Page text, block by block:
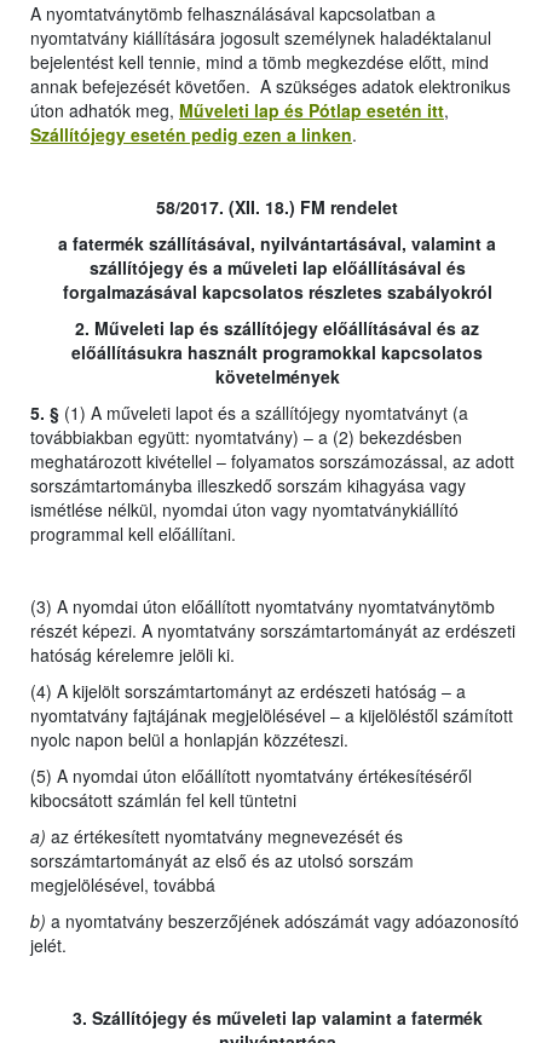
A nyomtatványtömb felhasználásával kapcsolatban a
nyomtatvány kiállítására jogosult személynek haladéktalanul
bejelentést kell tennie, mind a tömb megkezdése előtt, mind
annak befejezését követően. A szükséges adatok elektronikus
úton adhatók meg, Műveleti lap és Pótlap esetén itt,
Szállítójegy esetén pedig ezen a linken.
58/2017. (XII. 18.) FM rendelet
a fatermék szállításával, nyilvántartásával, valamint a
szállítójegy és a műveleti lap előállításával és
forgalmazásával kapcsolatos részletes szabályokról
2. Műveleti lap és szállítójegy előállításával és az
előállításukra használt programokkal kapcsolatos
követelmények
5. § (1) A műveleti lapot és a szállítójegy nyomtatványt (a
továbbiakban együtt: nyomtatvány) – a (2) bekezdésben
meghatározott kivétellel – folyamatos sorszámozással, az adott
sorszámtartományba illeszkedő sorszám kihagyása vagy
ismétlése nélkül, nyomdai úton vagy nyomtatványkiállító
programmal kell előállítani.
(3) A nyomdai úton előállított nyomtatvány nyomtatványtömb
részét képezi. A nyomtatvány sorszámtartományát az erdészeti
hatóság kérelemre jelöli ki.
(4) A kijelölt sorszámtartományt az erdészeti hatóság – a
nyomtatvány fajtájának megjelölésével – a kijelöléstől számított
nyolc napon belül a honlapján közzéteszi.
(5) A nyomdai úton előállított nyomtatvány értékesítéséről
kibocsátott számlán fel kell tüntetni
a) az értékesített nyomtatvány megnevezését és
sorszámtartományát az első és az utolsó sorszám
megjelölésével, továbbá
b) a nyomtatvány beszerzőjének adószámát vagy adóazonosító
jelét.
3. Szállítójegy és műveleti lap valamint a fatermék